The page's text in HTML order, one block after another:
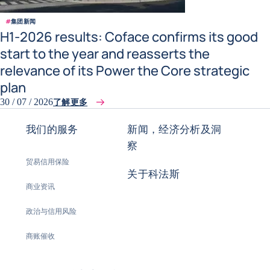
#集团新闻
H1-2026 results: Coface confirms its good
start to the year and reasserts the
relevance of its Power the Core strategic
plan
30 / 07 / 2026了解更多
我们的服务
贸易信用保险
商业资讯
政治与信用风险
商账催收
新闻，经济分析及洞
察
关于科法斯